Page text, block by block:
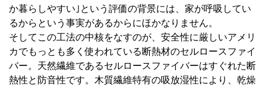
か暮らしやすい｣という評価の背景には、家が呼吸してい
るからという事実があるからにほかなりません。
そしてこの工法の中核をなすのが、安全性に厳しいアメリ
カでもっとも多く使われている断熱材のセルロースファイ
バー。天然繊維であるセルロースファイバーはすぐれた断
熱性と防音性です。木質繊維特有の吸放湿性により、乾燥